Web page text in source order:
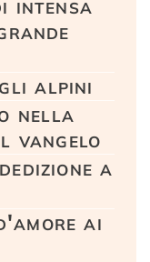
intensa
alpini
nella
vangelo
a
ai